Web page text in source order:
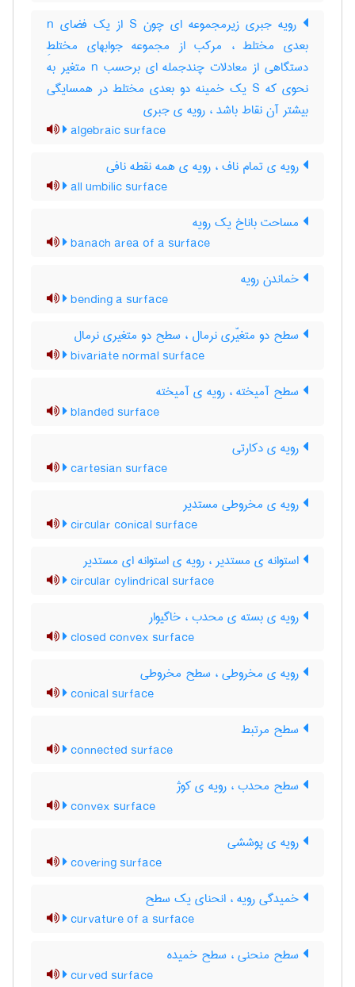
رویه جبری زیرمجموعه ای چون S از یک فضای n
بعدی مختلط ، مرکب از مجموعه جوابهای مختلطِ
دستگاهی از معادلات چندجمله ای برحسب n متغیر به
نحوی که S یک خمینه دو بعدی مختلط در همسایگی
بیشتر آن نقاط باشد ، رویه ی جبری
algebraic surface
رویه ی تمام ناف ، رویه ی همه نقطه نافی
all umbilic surface
مساحت باناخ یک رویه
banach area of a surface
خماندن رویه
bending a surface
سطح دو متغیّری نرمال ، سطح دو متغیری نرمال
bivariate normal surface
سطح آمیخته ، رویه ی آمیخته
blanded surface
رویه ی دکارتی
cartesian surface
رویه ی مخروطی مستدیر
circular conical surface
استوانه ی مستدیر ، رویه ی استوانه ای مستدیر
circular cylindrical surface
رویه ی بسته ی محدب ، خاگیوار
closed convex surface
رویه ی مخروطی ، سطح مخروطی
conical surface
سطح مرتبط
connected surface
سطح محدب ، رویه ی کوژ
convex surface
رویه ی پوششی
covering surface
خمیدگی رویه ، انحنای یک سطح
curvature of a surface
سطح منحنی ، سطح خمیده
curved surface